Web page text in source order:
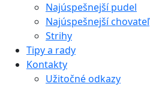
Najúspešnejší pudel
Najúspešnejší chovateľ
Strihy
Tipy a rady
Kontakty
Užitočné odkazy